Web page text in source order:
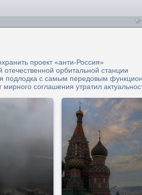
проект «анти-Россия»
отечественной орбитальной станции
подлодка с самым передовым
соглашения утратил